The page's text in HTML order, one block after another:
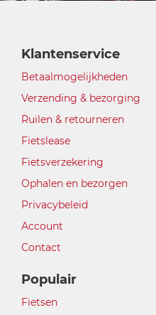
Klantenservice
Betaalmogelijkheden
Verzending & bezorging
Ruilen & retourneren
Fietslease
Fietsverzekering
Ophalen en bezorgen
Privacybeleid
Account
Contact
Populair
Fietsen